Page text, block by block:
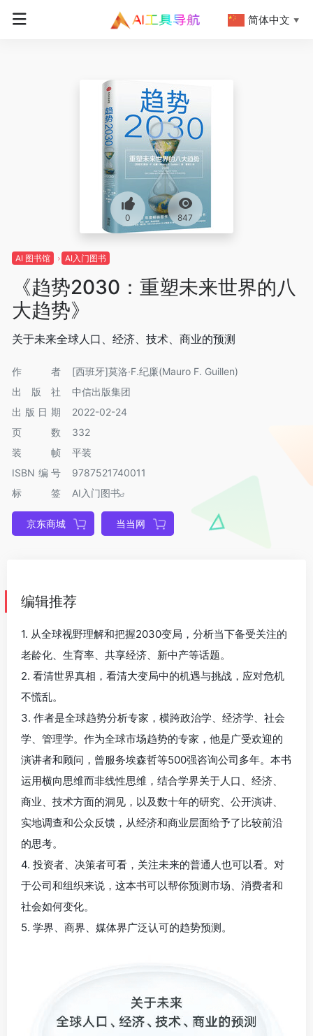
0 847
AI 图书馆 AI入门图书
《趋势2030：重塑未来世界的八
大趋势》
关于未来全球人口、经济、技术、商业的预测
作者
[西班牙]莫洛·F.纪廉(Mauro F. Guillen)
出版社
中信出版集团
出版日期
2022-02-24
页数
332
装帧
平装
ISBN编号
9787521740011
标签
AI入门图书
京东商城 当当网
编辑推荐
1. 从全球视野理解和把握2030变局，分析当下备受关注的
老龄化、生育率、共享经济、新中产等话题。
2. 看清世界真相，看清大变局中的机遇与挑战，应对危机
不慌乱。
3. 作者是全球趋势分析专家，横跨政治学、经济学、社会
学、管理学。作为全球市场趋势的专家，他是广受欢迎的
演讲者和顾问，曾服务埃森哲等500强咨询公司多年。本书
运用横向思维而非线性思维，结合学界关于人口、经济、
商业、技术方面的洞见，以及数十年的研究、公开演讲、
实地调查和公众反馈，从经济和商业层面给予了比较前沿
的思考。
4. 投资者、决策者可看，关注未来的普通人也可以看。对
于公司和组织来说，这本书可以帮你预测市场、消费者和
社会如何变化。
5. 学界、商界、媒体界广泛认可的趋势预测。
简体中文 ▼